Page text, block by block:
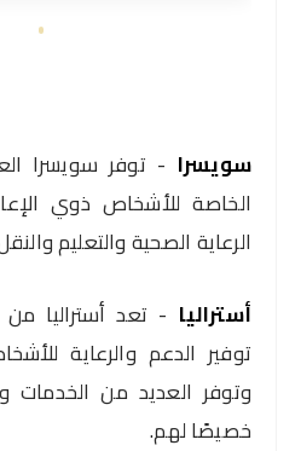
سويسرا - توفر سويسرا
الخاصة للأشخاص ذوي
الرعاية الصحية والتعليم
أستراليا - تعد أستراليا
توفير الدعم والرعاية
وتوفر العديد من الخدمات
خصيصًا لهم.